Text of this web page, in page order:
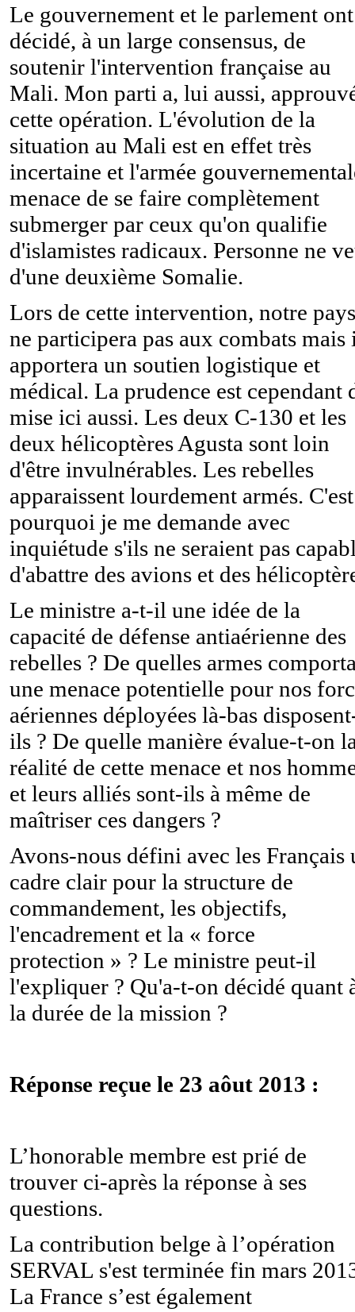
Le gouvernement et le parlement ont
décidé, à un large consensus, de
soutenir l'intervention française au
Mali. Mon parti a, lui aussi,
cette opération. L'évolution de la
situation au Mali est en effet très
incertaine et l'armée
menace de se faire complètement
submerger par ceux qu'on qualifie
d'islamistes radicaux. Personne ne
d'une deuxième Somalie.
Lors de cette intervention, notre pays
ne participera pas aux combats mais
apportera un soutien logistique et
médical. La prudence est cependant
mise ici aussi. Les deux C-130 et les
deux hélicoptères Agusta sont loin
d'être invulnérables. Les rebelles
apparaissent lourdement armés. C'est
pourquoi je me demande avec
inquiétude s'ils ne seraient pas
d'abattre des avions et des
Le ministre a-t-il une idée de la
capacité de défense antiaérienne des
rebelles ? De quelles armes
une menace potentielle pour nos
aériennes déployées là-bas
ils ? De quelle manière évalue-t-on
réalité de cette menace et nos
et leurs alliés sont-ils à même de
maîtriser ces dangers ?
Avons-nous défini avec les Français
cadre clair pour la structure de
commandement, les objectifs,
l'encadrement et la « force
protection » ? Le ministre peut-il
l'expliquer ? Qu'a-t-on décidé quant
la durée de la mission ?
Réponse reçue le 23 aôut 2013 :
L’honorable membre est prié de
trouver ci-après la réponse à ses
questions.
La contribution belge à l’opération
SERVAL s'est terminée fin mars
La France s’est également